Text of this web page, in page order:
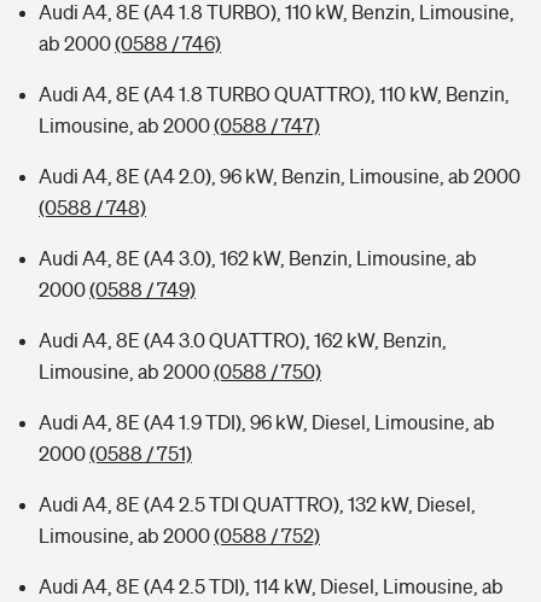
Audi A4, 8E (A4 1.8 TURBO), 110 kW, Benzin, Limousine,
ab 2000(0588 / 746)
Audi A4, 8E (A4 1.8 TURBO QUATTRO), 110 kW, Benzin,
Limousine, ab 2000(0588 / 747)
Audi A4, 8E (A4 2.0), 96 kW, Benzin, Limousine, ab 2000
(0588 / 748)
Audi A4, 8E (A4 3.0), 162 kW, Benzin, Limousine, ab
2000(0588 / 749)
Audi A4, 8E (A4 3.0 QUATTRO), 162 kW, Benzin,
Limousine, ab 2000(0588 / 750)
Audi A4, 8E (A4 1.9 TDI), 96 kW, Diesel, Limousine, ab
2000(0588 / 751)
Audi A4, 8E (A4 2.5 TDI QUATTRO), 132 kW, Diesel,
Limousine, ab 2000(0588 / 752)
Audi A4, 8E (A4 2.5 TDI), 114 kW, Diesel, Limousine, ab